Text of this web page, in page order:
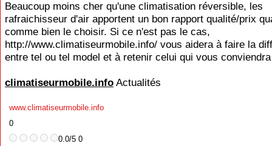
Beaucoup moins cher qu'une climatisation réversible, les
rafraichisseur d'air apportent un bon rapport qualité/prix
comme bien le choisir. Si ce n'est pas le cas,
http://www.climatiseurmobile.info/ vous aidera à faire la
entre tel ou tel model et à retenir celui qui vous
climatiseurmobile.info Actualités
www.climatiseurmobile.info
0
0.0/5 0